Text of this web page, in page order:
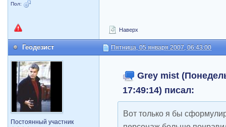
Пол:
Наверх
Геодезист Пятница, 05 января 2007, 06:43:00
Постоянный участник
Grey mist
17:49:14) писал:
Вот только я бы